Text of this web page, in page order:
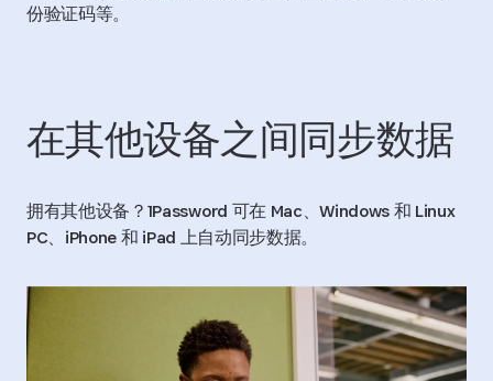
份验证码等。
在其他设备之间同步数据
拥有其他设备？1Password 可在 Mac、Windows 和 Linux
PC、iPhone 和 iPad 上自动同步数据。